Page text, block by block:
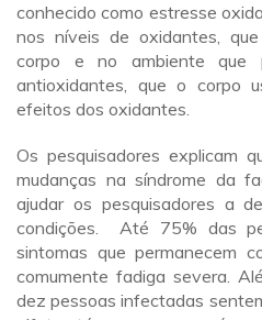
conhecido como estresse
nos níveis de oxidantes,
corpo e no ambiente que
antioxidantes, que o corpo
efeitos dos oxidantes.
Os pesquisadores explicam
mudanças na síndrome da
ajudar os pesquisadores a
condições. Até 75% das
sintomas que permanecem
comumente fadiga severa.
dez pessoas infectadas